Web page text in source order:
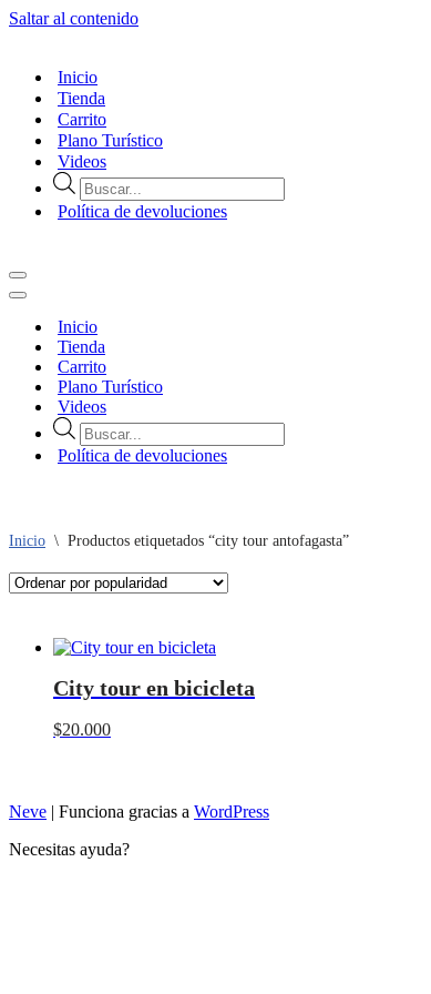
Saltar al contenido
Inicio
Tienda
Carrito
Plano Turístico
Videos
Búsqueda
de
productos
Política de devoluciones
Menú
de
Menú
navegación
Inicio
Tienda
Carrito
Plano Turístico
Videos
Búsqueda
de
productos
Política de devoluciones
Inicio \ Productos etiquetados “city tour antofagasta”
City tour en bicicleta
$20.000
Neve | Funciona gracias a WordPress
Necesitas ayuda?